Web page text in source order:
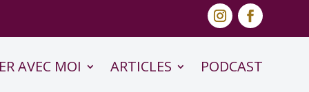
AVEC MOI ARTICLES PODCAST